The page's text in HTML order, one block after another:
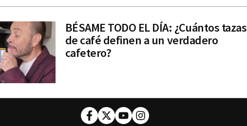
BÉSAME TODO EL DÍA: ¿Cuántos tazas
de café definen a un verdadero
cafetero?
Facebook
TwitterYoutubeInstagram